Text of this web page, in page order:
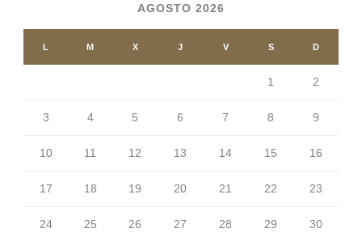
AGOSTO 2026
L M X J V S D
1 2
3 4 5 6 7 8 9
10 11 12 13 14 15 16
17 18 19 20 21 22 23
24 25 26 27 28 29 30